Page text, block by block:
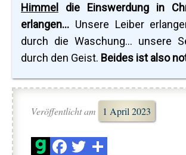
Himmel die Einswerdung in
erlangen... Unsere Leiber
durch die Waschung... unsere
durch den Geist. Beides ist also
Veröffentlicht am 1 April 2023